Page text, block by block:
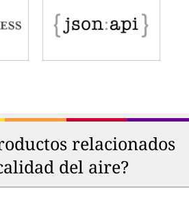
relacionados
del aire?